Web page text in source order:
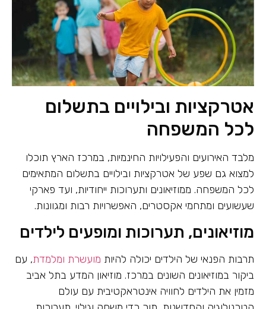
אטרקציות ובילויים בתשלום
לכל המשפחה
מלבד האירועים והפעילויות החינמיות, במרכז הארץ תוכלו
למצוא גם שפע של אטרקציות ובילויים בתשלום המתאימים
לכל המשפחה. ממוזיאונים ותערוכות ייחודיות, ועד פארקי
שעשועים ומתחמי אקסטרים, האפשרויות רבות ומגוונות.
מוזיאונים, תערוכות ומופעים לילדים
תרבות הפנאי של הילדים יכולה להיות מועשרת ומלמדת, עם
ביקור במוזיאונים השונים במרכז. מוזיאון המדע בתל אביב
מזמין את הילדים לחוויה אינטראקטיבית עם עולם